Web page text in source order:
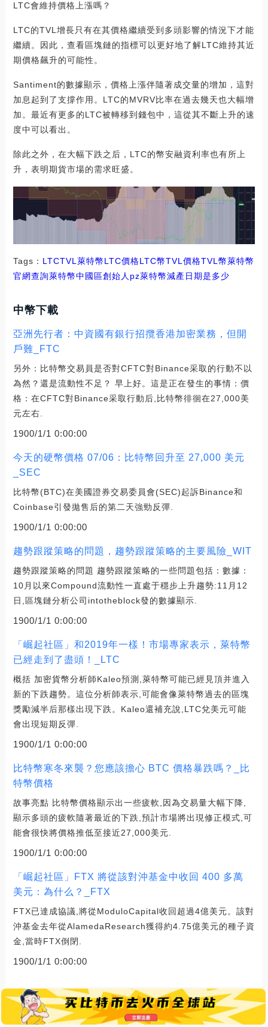
LTC會維持價格上漲嗎？
LTC的TVL增長只有在其價格繼續受到多頭影響的情況下才能
繼續。因此，查看區塊鏈的指標可以更好地了解LTC維持其近
期價格飆升的可能性。
Santiment的數據顯示，價格上漲伴隨著成交量的增加，這對
加息起到了支撐作用。LTC的MVRV比率在過去幾天也大幅增
加。最近有更多的LTC被轉移到錢包中，這從其不斷上升的速
度中可以看出。
除此之外，在大幅下跌之后，LTC的幣安融資利率也有所上
升，表明期貨市場的需求旺盛。
Tags： LTCTVL萊特幣LTC價格LTC幣TVL價格TVL幣萊特幣
官網查詢萊特幣中國區創始人pz萊特幣減產日期是多少
中幣下載
亞洲先行者：中資國有銀行招攬香港加密業務，但開
戶難_FTC
另外：比特幣交易員是否對CFTC對Binance采取的行動不以
為然？還是流動性不足？ 早上好。這是正在發生的事情：價
格：在CFTC對Binance采取行動后,比特幣徘徊在27,000美
元左右.
1900/1/1 0:00:00
今天的硬幣價格 07/06：比特幣回升至 27,000 美元
_SEC
比特幣(BTC)在美國證券交易委員會(SEC)起訴Binance和
Coinbase引發拋售后的第二天強勁反彈.
1900/1/1 0:00:00
趨勢跟蹤策略的問題，趨勢跟蹤策略的主要風險_WIT
趨勢跟蹤策略的問題 趨勢跟蹤策略的一些問題包括：數據：
10月以來Compound流動性一直處于穩步上升趨勢:11月12
日,區塊鏈分析公司intotheblock發的數據顯示.
1900/1/1 0:00:00
「崛起社區」和2019年一樣！市場專家表示，萊特幣
已經走到了盡頭！_LTC
概括 加密貨幣分析師Kaleo預測,萊特幣可能已經見頂并進入
新的下跌趨勢。這位分析師表示,可能會像萊特幣過去的區塊
獎勵減半后那樣出現下跌。Kaleo還補充說,LTC兌美元可能
會出現短期反彈.
1900/1/1 0:00:00
比特幣寒冬來襲？您應該擔心 BTC 價格暴跌嗎？_比
特幣價格
故事亮點 比特幣價格顯示出一些疲軟,因為交易量大幅下降,
顯示多頭的疲軟隨著最近的下跌,預計市場將出現修正模式,可
能會很快將價格推低至接近27,000美元.
1900/1/1 0:00:00
「崛起社區」FTX 將從該對沖基金中收回 400 多萬
美元：為什么？_FTX
FTX已達成協議,將從ModuloCapital收回超過4億美元。該對
沖基金去年從AlamedaResearch獲得約4.75億美元的種子資
金,當時FTX倒閉.
1900/1/1 0:00:00